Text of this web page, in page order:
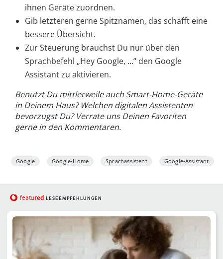
ihnen Geräte zuordnen.
Gib letzteren gerne Spitznamen, das schafft eine
bessere Übersicht.
Zur Steuerung brauchst Du nur über den
Sprachbefehl „Hey Google, ...“ den Google
Assistant zu aktivieren.
Benutzt Du mittlerweile auch Smart-Home-Geräte
in Deinem Haus? Welchen digitalen Assistenten
bevorzugst Du? Verrate uns Deinen Favoriten
gerne in den Kommentaren.
Google Google-Home Sprachassistent Google-Assistant
featured LESEEMPFEHLUNGEN